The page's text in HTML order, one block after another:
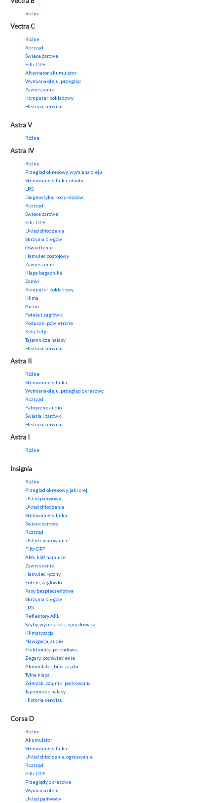
Różne
Vectra C
Różne
Rozrząd
Świece żarowe
Filtr DPF
Alternator, akumulator
Wymiana oleju, przegląd
Zawieszenie
Komputer pokładowy
Historia serwisu
Astra V
Różne
Astra IV
Różne
Przegląd okresowy, wymiana oleju
Sterowanie silnika, obroty
LPG
Diagnostyka, kody błędów
Rozrząd
Świece żarowe
Filtr DPF
Układ chłodzenia
Skrzynia biegów
Oświetlenie
Hamulec postojowy
Zawieszenie
Klapa bagażnika
Zamki
Komputer pokładowy
Klima
Audio
Fotele i zagłówki
Poduszki powietrzne
Koła, felgi
Tajemnicze hałasy
Historia serwisu
Astra II
Różne
Sterowanie silnika
Wymiana oleju, przegląd okresowy
Rozrząd
Fabryczne audio
Światła i żarówki
Historia serwisu
Astra I
Różne
Insignia
Różne
Przegląd okresowy, jaki olej
Układ paliwowy
Układ chłodzenia
Sterowanie silnika
Świece żarowe
Rozrząd
Układ smarowania
Filtr DPF
ABS, ESP, hamulce
Zawieszenie
Hamulec ręczny
Fotele, zagłówki
Pasy bezpieczeństwa
Skrzynia biegów
LPG
Reflektory AFL
Szyby, wycieraczki, spryskiwacz
Klimatyzacja
Nawigacja, audio
Elektronika pokładowa
Zegary, podświetlenie
Akumulator, brak prądu
Tylna klapa
Zderzak, czujniki parkowania
Tajemnicze hałasy
Historia serwisu
Corsa D
Różne
Akumulator
Sterowanie silnika
Układ chłodzenia, ogrzewanie
Rozrząd
Filtr DPF
Przeglądy okresowe
Wymiana oleju
Układ paliwowy